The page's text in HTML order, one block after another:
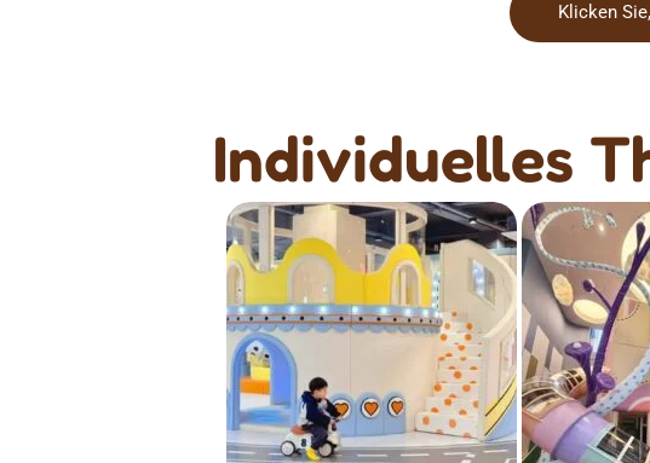
Klicken
Individuelles